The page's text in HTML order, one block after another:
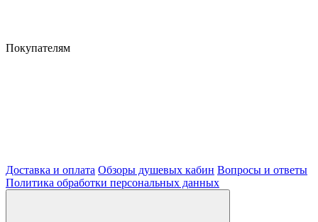
Покупателям
Доставка и оплата Обзоры душевых кабин Вопросы и ответы
Политика обработки персональных данных